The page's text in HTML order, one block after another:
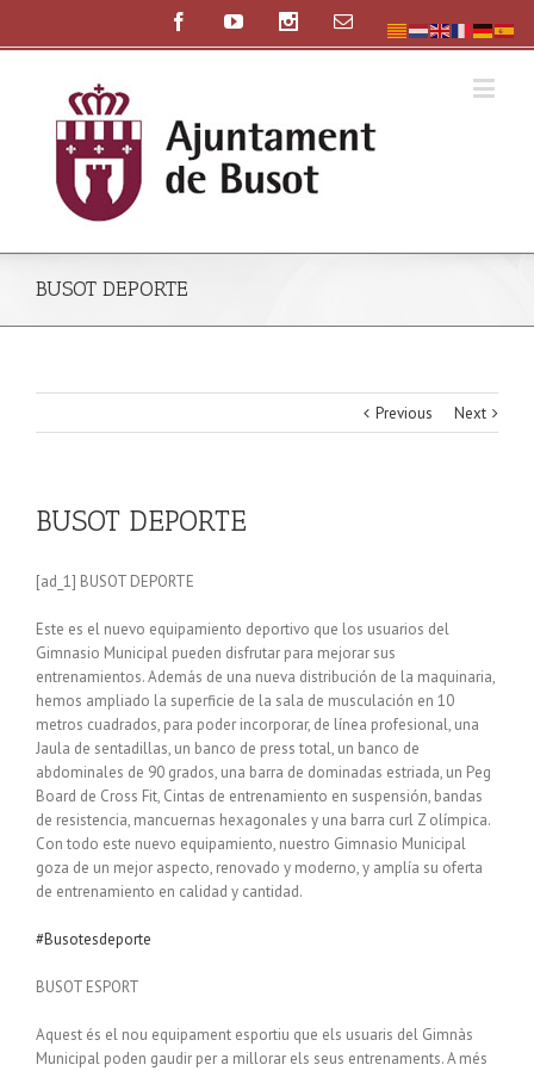
BUSOT DEPORTE
Previous Next
BUSOT DEPORTE
[ad_1] BUSOT DEPORTE
Este es el nuevo equipamiento deportivo que los usuarios del
Gimnasio Municipal pueden disfrutar para mejorar sus
entrenamientos. Además de una nueva distribución de la maquinaria,
hemos ampliado la superficie de la sala de musculación en 10
metros cuadrados, para poder incorporar, de línea profesional, una
Jaula de sentadillas, un banco de press total, un banco de
abdominales de 90 grados, una barra de dominadas estriada, un Peg
Board de Cross Fit, Cintas de entrenamiento en suspensión, bandas
de resistencia, mancuernas hexagonales y una barra curl Z olímpica.
Con todo este nuevo equipamiento, nuestro Gimnasio Municipal
goza de un mejor aspecto, renovado y moderno, y amplía su oferta
de entrenamiento en calidad y cantidad.
#Busotesdeporte
BUSOT ESPORT
Aquest és el nou equipament esportiu que els usuaris del Gimnàs
Municipal poden gaudir per a millorar els seus entrenaments. A més